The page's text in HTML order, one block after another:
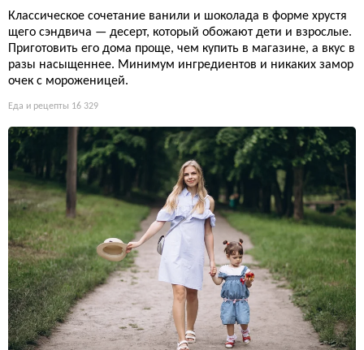
Классическое сочетание ванили и шоколада в форме хрустя
щего сэндвича — десерт, который обожают дети и взрослые.
Приготовить его дома проще, чем купить в магазине, а вкус в
разы насыщеннее. Минимум ингредиентов и никаких замор
очек с мороженицей.
Еда и рецепты 16 329